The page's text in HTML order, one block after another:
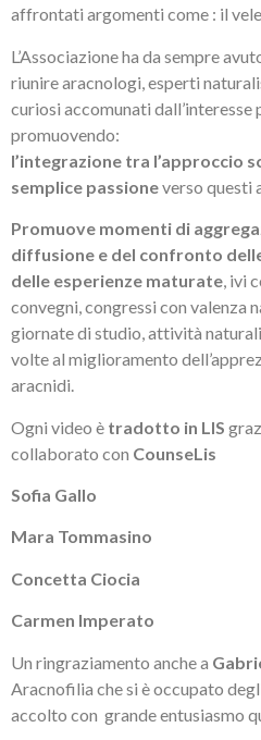
affrontati argomenti come : il
L’Associazione ha da sempre
riunire aracnologi, esperti
curiosi accomunati dall’interesse
promuovendo:
l’integrazione tra l’approccio
semplice passioneverso questi
Promuove momenti di
diffusione e del confronto
delle esperienze maturate, ivi
convegni, congressi con valenza
giornate di studio, attività
volte al miglioramento
aracnidi.
Ogni video è tradotto in LIS
collaborato con CounseLis
Sofia Gallo
Mara Tommasino
Concetta Ciocia
Carmen Imperato
Un ringraziamento anche a
Aracnofilia che si è occupato
accolto con grande entusiasmo